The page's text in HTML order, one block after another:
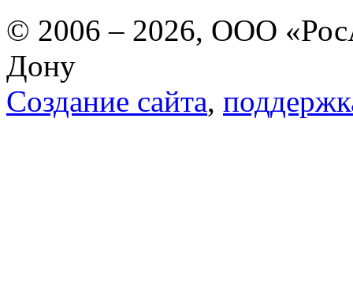
© 2006 – 2026, ООО
Дону
Создание сайта,